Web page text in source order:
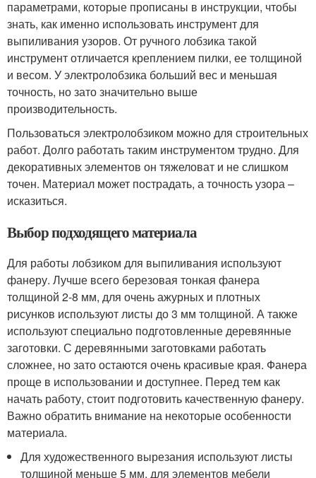
параметрами, которые прописаны в инструкции, чтобы
знать, как именно использовать инструмент для
выпиливания узоров. От ручного лобзика такой
инструмент отличается креплением пилки, ее толщиной
и весом. У электролобзика больший вес и меньшая
точность, но зато значительно выше
производительность.
Пользоваться электролобзиком можно для строительных
работ. Долго работать таким инструментом трудно. Для
декоративных элементов он тяжеловат и не слишком
точен. Материал может пострадать, а точность узора –
исказиться.
Выбор подходящего материала
Для работы лобзиком для выпиливания используют
фанеру. Лучше всего березовая тонкая фанера
толщиной 2-8 мм, для очень ажурных и плотных
рисунков используют листы до 3 мм толщиной. А также
используют специально подготовленные деревянные
заготовки. С деревянными заготовками работать
сложнее, но зато остаются очень красивые края. Фанера
проще в использовании и доступнее. Перед тем как
начать работу, стоит подготовить качественную фанеру.
Важно обратить внимание на некоторые особенности
материала.
Для художественного вырезания используют листы
толщиной меньше 5 мм, для элементов мебели